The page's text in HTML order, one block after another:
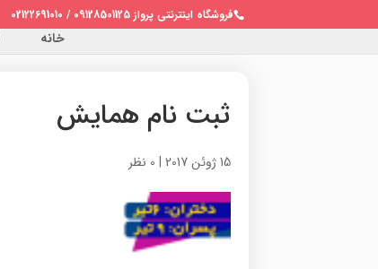
فروشگاه اینترنتی پرواز 09128501125 / 02122691010
خانه
ثبت نام همایش
15 ژوئن 2017 | 0 نظر